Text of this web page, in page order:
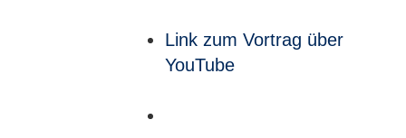
Link zum Vortrag über
YouTube